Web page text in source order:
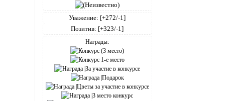
Уважение: [+272/-1]
Позитив: [+323/-1]
Награды: